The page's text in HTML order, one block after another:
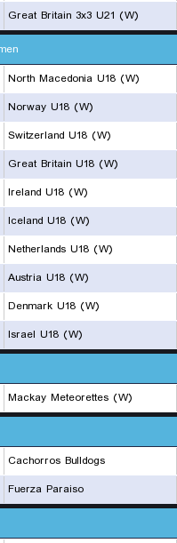
Great Britain 3x3 U21 (W)
North Macedonia U18 (W)
Norway U18 (W)
Switzerland U18 (W)
Great Britain U18 (W)
Ireland U18 (W)
Iceland U18 (W)
Netherlands U18 (W)
Austria U18 (W)
Denmark U18 (W)
Israel U18 (W)
Mackay Meteorettes (W)
Cachorros Bulldogs
Fuerza Paraiso